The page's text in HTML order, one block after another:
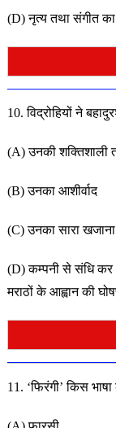
(D) नृत्य तथा संगीत
10. विद्रोहियों ने
(A) उनकी शक्तिशाली
(B) उनका आशीर्वाद
(C) उनका सारा खजाना
(D) कम्पनी से संधि कर
मराठों के आह्वान की
11. ‘फिरंगी’ किस